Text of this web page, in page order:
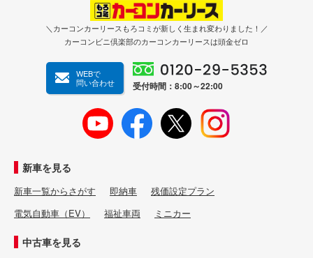
＼カーコンカーリースもろコミが新しく生まれ変わりました！／
カーコンビニ倶楽部のカーコンカーリースは頭金ゼロ
WEBで
問い合わせ
受付時間：8:00～22:00
新車を見る
新車一覧からさがす 即納車
残価設定プラン
電気自動車（EV）
福祉車両 ミニカー
中古車を見る